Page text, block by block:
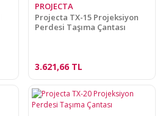
PROJECTA
Projecta TX-15 Projeksiyon
Perdesi Taşıma Çantası
3.621,66 TL